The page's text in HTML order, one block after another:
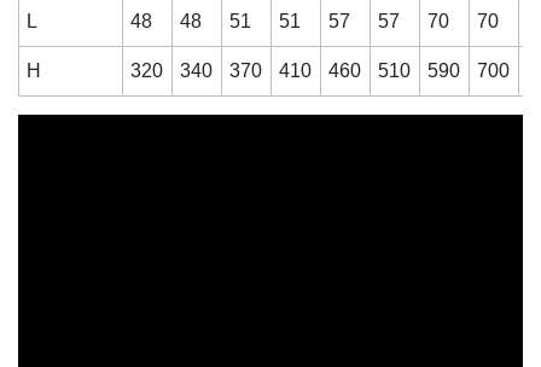
L 48 48 51 51 57 57 70 70
H 320 340 370 410 460 510 590 700